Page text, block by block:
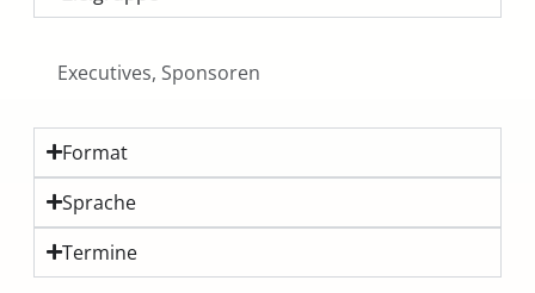
Executives, Sponsoren
Format
Sprache
Termine